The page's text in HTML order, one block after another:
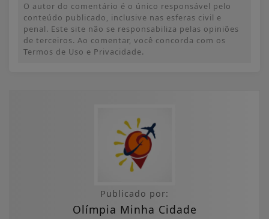
O autor do comentário é o único responsável pelo
conteúdo publicado, inclusive nas esferas civil e
penal. Este site não se responsabiliza pelas opiniões
de terceiros. Ao comentar, você concorda com os
Termos de Uso e Privacidade.
Publicado por:
Olímpia Minha Cidade